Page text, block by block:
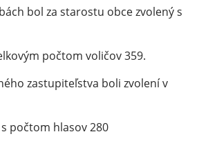
bol za starostu obce zvolený s
počtom voličov 359.
zastupiteľstva boli zvolení v
s počtom hlasov 280